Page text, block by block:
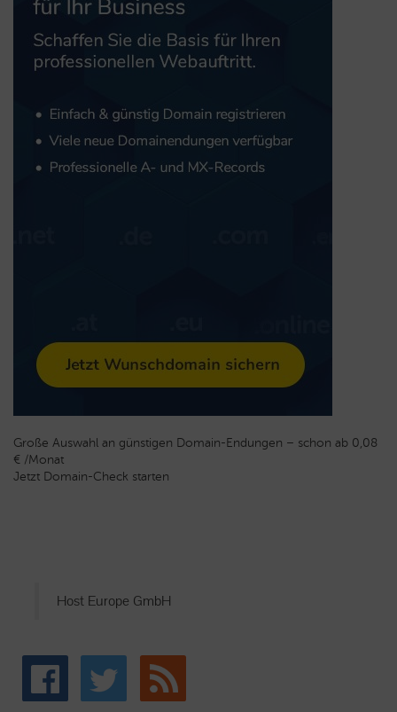
Große Auswahl an günstigen Domain-Endungen – schon ab 0,08
€ /Monat
Jetzt Domain-Check starten
Host Europe GmbH